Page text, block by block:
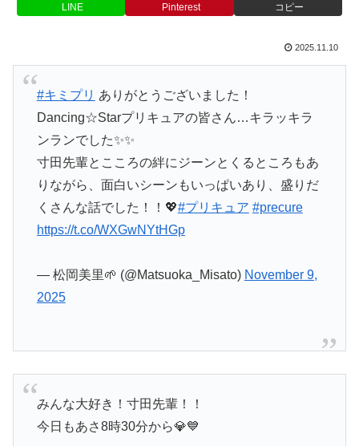
LINE Pinterest コピー
2025.11.10
#キミプリ ありがとうございました！
Dancing☆Starプリキュアの皆さん…キラッキラ
ンランでした✨✨
寸田先輩とこころの絆にジーンとくるところもあ
りながら、面白いシーンもいっぱいあり、盛りだ
くさんな話でした！！💖#プリキュア #precure
https://t.co/WXGwNYtHGp
— 松岡美里🌱 (@Matsuoka_Misato) November 9,
2025
みんな大好き！寸田先輩！！
今日もあさ8時30分から💎💙